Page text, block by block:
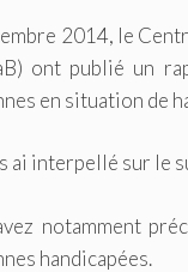
2014, le
ont publié un
en situation de
ai interpellé sur le
notamment
handicapées.